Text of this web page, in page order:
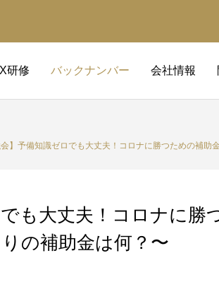
研修 バックナンバー 会社情報
予備知識ゼロでも大丈夫！コロナに勝つための補助金勉
も大丈夫！コロナに勝
の補助金は何？〜